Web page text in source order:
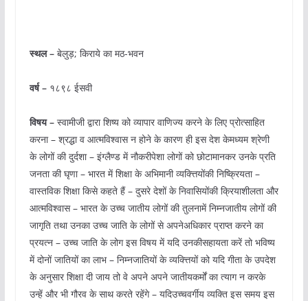
स्थल –बेलुड़; किराये का मठ-भवन
वर्ष –१८९८ ईसवी
विषय –स्वामीजी द्वारा शिष्य को व्यापार वाणिज्य करने के लिए प्रोत्साहित
करना – श्रद्धा व आत्मविश्वास न होने के कारण ही इस देश केमध्यम श्रेणी
के लोगों की दुर्दशा – इंग्लैण्ड में नौकरीपेशा लोगों को छोटामानकर उनके प्रति
जनता की घृणा – भारत में शिक्षा के अभिमानी व्यक्त्तियोंकी निष्क्रियता –
वास्तविक शिक्षा किसे कहते हैं – दुसरे देशों के निवासियोंकी क्रियाशीलता और
आत्मविश्वास – भारत के उच्च जातीय लोगों की तुलनामें निम्नजातीय लोगों की
जागृति तथा उनका उच्च जाति के लोगों से अपनेअधिकार प्राप्त करने का
प्रयत्न – उच्च जाति के लोग इस विषय में यदि उनकीसहायता करें तो भविष्य
में दोनों जातियों का लाभ – निम्नजातियों के व्यक्त्तियों को यदि गीता के उपदेश
के अनुसार शिक्षा दी जाय तो वे अपने अपने जातीयकर्मों का त्याग न करके
उन्हें और भी गौरव के साथ करते रहेंगे – यदिउच्चवर्गीय व्यक्ति इस समय इस